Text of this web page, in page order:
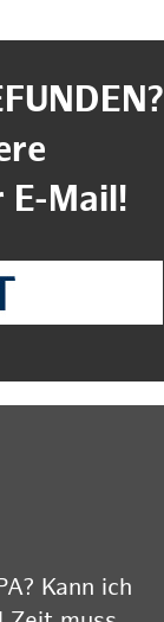
E-Mail!
Kann ich